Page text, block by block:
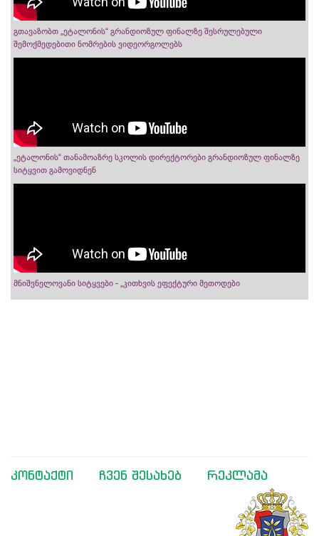
გთავაზობთ „ეტალონის“ გრანდიოზულ ფინალზე შესრულებული
შემოქმედებითი ნომრების ვიდეორგოლებს
„ეტალონის“ თანამოაზრე სკოლის დირექტორები გრანდიოზულ ფინალზე
სიტყვით გამოვიდნენ
მნიშვნელოვანი სიტყვები - „კითხვის ეფექტური მეთოდები
კონტაქტი ჩვენ შესახებ რეკლამა